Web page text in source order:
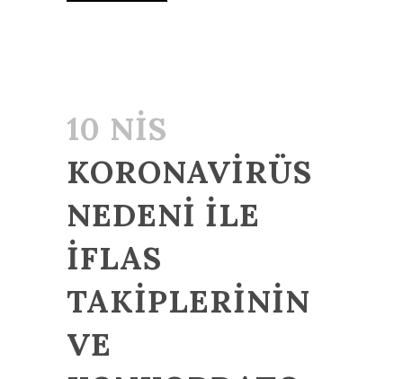
10 NIS
KORONAVIRÜS
NEDENI ILE
İFLAS
TAKIPLERININ
VE